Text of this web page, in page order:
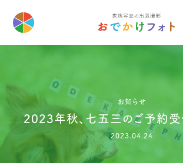
お知らせ
2023年秋、七五三のご予約受
2023.04.24